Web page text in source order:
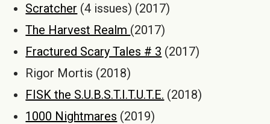
Scratcher (4 issues) (2017)
The Harvest Realm (2017)
Fractured Scary Tales # 3 (2017)
Rigor Mortis (2018)
FISK the S.U.B.S.T.I.T.U.T.E. (2018)
1000 Nightmares (2019)